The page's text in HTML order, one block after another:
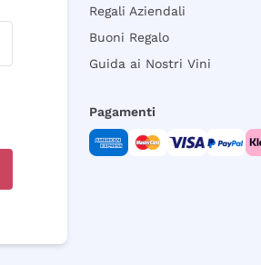
Regali Aziendali
Buoni Regalo
Guida ai Nostri Vini
Pagamenti